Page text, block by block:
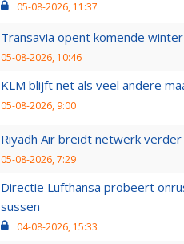
05-08-2026, 11:37
Transavia opent komende
05-08-2026, 10:46
KLM blijft net als veel andere
05-08-2026, 9:00
Riyadh Air breidt netwerk
05-08-2026, 7:29
Directie Lufthansa probeert
sussen
04-08-2026, 15:33